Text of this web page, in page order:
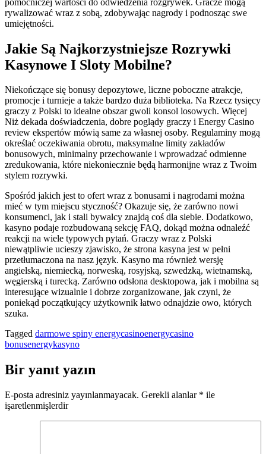
rywalizować wraz z sobą, zdobywając nagrody i podnosząc swe
umiejętności.
Jakie Są Najkorzystniejsze Rozrywki
Kasynowe I Sloty Mobilne?
Niekończące się bonusy depozytowe, liczne poboczne atrakcje,
promocje i turnieje a także bardzo duża biblioteka. Na Rzecz tysięcy
graczy z Polski to idealne obszar gwoli konsol losowych. Więcej
Niż dekada doświadczenia, dobre poglądy graczy i Energy Casino
review ekspertów mówią same za własnej osoby. Regulaminy mogą
określać oczekiwania obrotu, maksymalne limity zakładów
bonusowych, minimalny przechowanie i wprowadzać odmienne
zredukowania, które niekoniecznie będą harmonijne wraz z Twoim
stylem rozrywki.
Spośród jakich jest to ofert wraz z bonusami i nagrodami można
mieć w tym miejscu styczność? Okazuje się, że zarówno nowi
konsumenci, jak i stali bywalcy znajdą coś dla siebie. Dodatkowo,
kasyno podaje rozbudowaną sekcję FAQ, dokąd można odnaleźć
reakcji na wiele typowych pytań. Graczy wraz z Polski
niewątpliwie ucieszy zjawisko, że strona kasyna jest w pełni
przetłumaczona na nasz język. Kasyno ma również wersję
angielską, niemiecką, norweską, rosyjską, szwedzką, wietnamską,
węgierską i turecką. Zarówno odsłona desktopowa, jak i mobilna są
interesujące wizualnie i dobrze zorganizowane, jak czyni, że
poniekąd początkujący użytkownik łatwo odnajdzie owo, których
szuka.
Tagged darmowe spiny energycasinoenergycasino
bonusenergykasyno
Bir yanıt yazın
E-posta adresiniz yayınlanmayacak. Gerekli alanlar * ile
işaretlenmişlerdir